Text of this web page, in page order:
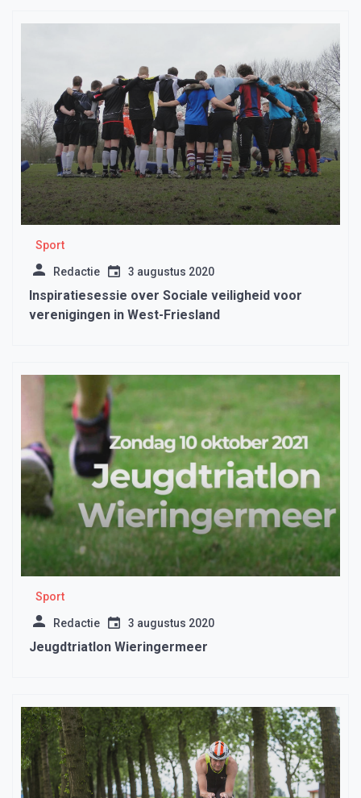
Sport
Redactie 3 augustus 2020
Inspiratiesessie over Sociale veiligheid voor
verenigingen in West-Friesland
Sport
Redactie 3 augustus 2020
Jeugdtriatlon Wieringermeer